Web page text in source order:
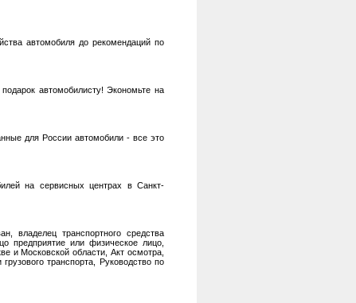
автомобиля до рекомендаций по
автомобилисту! Экономьте на
для России автомобили - все это
на сервисных центрах в Санкт-
владелец транспортного средства
предприятие или физическое лицо,
и Московской области, Акт осмотра,
транспорта, Руководство по